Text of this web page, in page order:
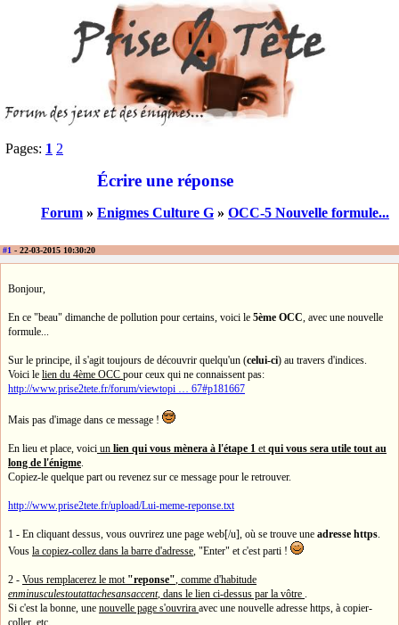
Pages: 1 2
Écrire une réponse
Forum » Enigmes Culture G » OCC-5 Nouvelle formule...
#1 - 22-03-2015 10:30:20
Bonjour,
En ce "beau" dimanche de pollution pour certains, voici le 5ème OCC , avec une nouvelle
formule...
Sur le principe, il s'agit toujours de découvrir quelqu'un (celui-ci) au travers d'indices.
Voici le lien du 4ème OCC pour ceux qui ne connaissent pas:
http://www.prise2tete.fr/forum/viewtopi … 67#p181667
Mais pas d'image dans ce message !
En lieu et place, voici un lien qui vous mènera à l'étape 1 et qui vous sera utile tout au
long de l'énigme
Copiez-le quelque part ou revenez sur ce message pour le retrouver.
http://www.prise2tete.fr/upload/Lui-meme-reponse.txt
1 - En cliquant dessus, vous ouvrirez une page web[/u], où se trouve une adresse https
Vous la copiez-collez dans la barre d'adresse , "Enter" et c'est parti !
2 - Vous remplacerez le mot "reponse" , comme d'habitude
enminusculestoutattachesansaccent, dans le lien ci-dessus par la vôtre
Si c'est la bonne, une nouvelle page s'ouvrira avec une nouvelle adresse https, à copier-
coller, etc.